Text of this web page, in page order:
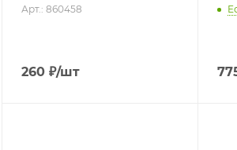
Арт.: 860458
260 ₽/шт